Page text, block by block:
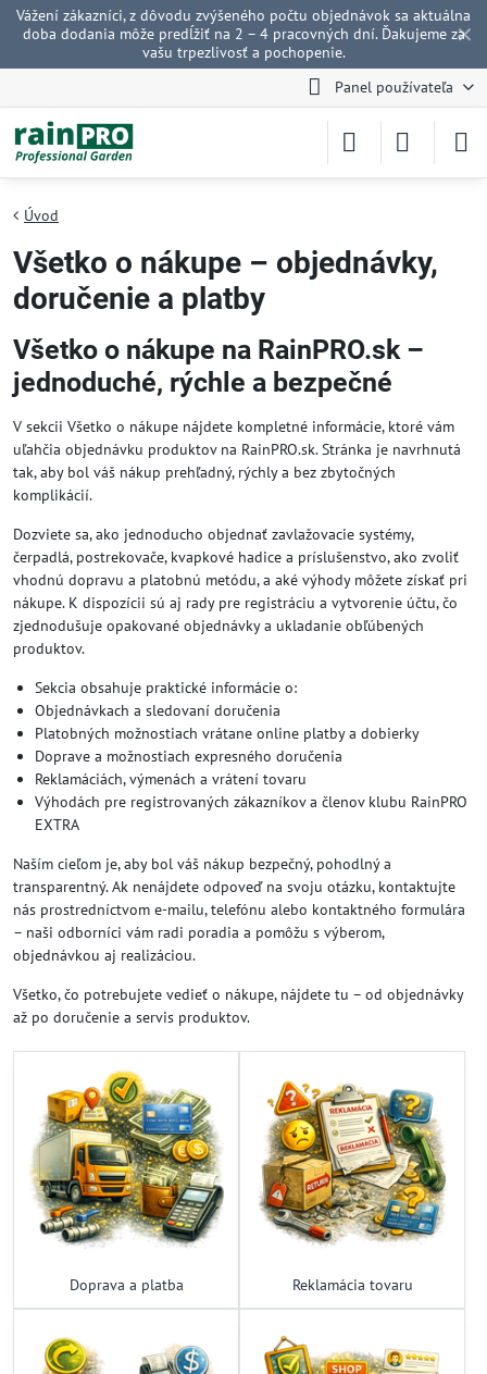
✕
Vážení zákazníci, z dôvodu zvýšeného počtu objednávok sa aktuálna
doba dodania môže predĺžiť na 2 – 4 pracovných dní. Ďakujeme za
vašu trpezlivosť a pochopenie.
Panel používateľa
Úvod
Všetko o nákupe – objednávky,
doručenie a platby
Všetko o nákupe na RainPRO.sk –
jednoduché, rýchle a bezpečné
V sekcii Všetko o nákupe nájdete kompletné informácie, ktoré vám
uľahčia objednávku produktov na RainPRO.sk. Stránka je navrhnutá
tak, aby bol váš nákup prehľadný, rýchly a bez zbytočných
komplikácií.
Dozviete sa, ako jednoducho objednať zavlažovacie systémy,
čerpadlá, postrekovače, kvapkové hadice a príslušenstvo, ako zvoliť
vhodnú dopravu a platobnú metódu, a aké výhody môžete získať pri
nákupe. K dispozícii sú aj rady pre registráciu a vytvorenie účtu, čo
zjednodušuje opakované objednávky a ukladanie obľúbených
produktov.
Sekcia obsahuje praktické informácie o:
Objednávkach a sledovaní doručenia
Platobných možnostiach vrátane online platby a dobierky
Doprave a možnostiach expresného doručenia
Reklamáciách, výmenách a vrátení tovaru
Výhodách pre registrovaných zákazníkov a členov klubu RainPRO
EXTRA
Naším cieľom je, aby bol váš nákup bezpečný, pohodlný a
transparentný. Ak nenájdete odpoveď na svoju otázku, kontaktujte
nás prostredníctvom e-mailu, telefónu alebo kontaktného formulára
– naši odborníci vám radi poradia a pomôžu s výberom,
objednávkou aj realizáciou.
Všetko, čo potrebujete vedieť o nákupe, nájdete tu – od objednávky
až po doručenie a servis produktov.
Doprava a platba Reklamácia tovaru